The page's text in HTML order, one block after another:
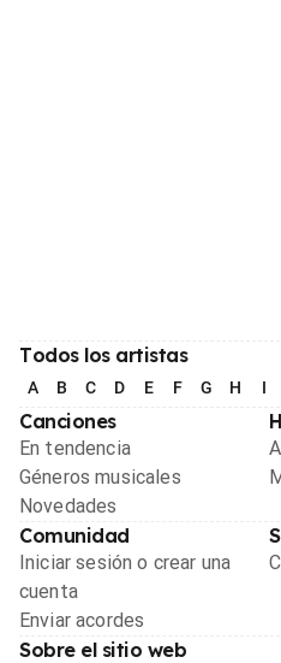
Todos los artistas
A B C D E F G H I
Canciones
En tendencia
Géneros musicales
Novedades
Comunidad
Iniciar sesión o crear una
cuenta
Enviar acordes
Sobre el sitio web